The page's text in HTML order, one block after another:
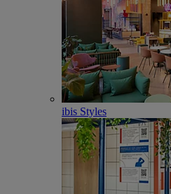
ibis Styles